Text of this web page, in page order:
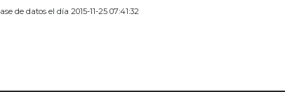
de datos el día 2015-11-25 07:41:32